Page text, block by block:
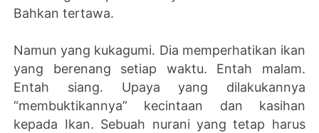
Bahkan tertawa.
Namun yang kukagumi. Dia memperhatikan ikan
yang berenang setiap waktu. Entah malam.
Entah siang. Upaya yang dilakukannya
“membuktikannya” kecintaan dan kasihan
kepada Ikan. Sebuah nurani yang tetap harus